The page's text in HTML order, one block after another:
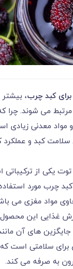
کبد چرب، بیشتر
می شوند. چرا
مواد معدنی
سلامت کبد و
یکی از
کبد چرب مورد
مواد مغزی می
غذایی این
های آن
برای سلامتی است که
به صرفه می کند.